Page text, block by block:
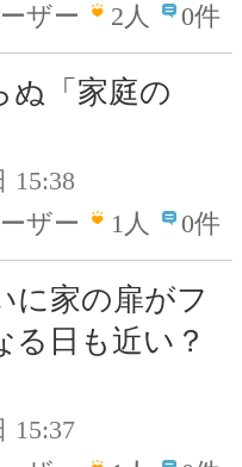
ザー
2人 0件
ぬ「家庭の
15:38
ザー
1人 0件
に家の扉がフ
る日も近い？
15:37